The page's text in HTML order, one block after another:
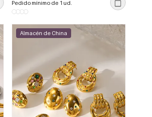
rectangular y diseño adorable.
Pedido mínimo de 1 ud.
Almacén de China